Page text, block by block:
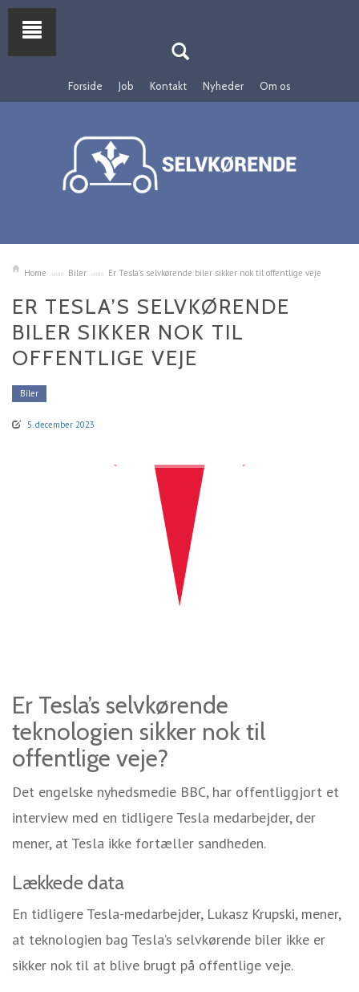
Forside Job Kontakt Nyheder Om os
Home Biler Er Tesla’s selvkørende biler sikker nok til offentlige veje
ER TESLA’S SELVKØRENDE
BILER SIKKER NOK TIL
OFFENTLIGE VEJE
Biler
5. december 2023
Er Tesla’s selvkørende
teknologien sikker nok til
offentlige veje?
Det engelske nyhedsmedie BBC, har offentliggjort et
interview med en tidligere Tesla medarbejder, der
mener, at Tesla ikke fortæller sandheden.
Lækkede data
En tidligere Tesla-medarbejder, Lukasz Krupski, mener,
at teknologien bag Tesla’s selvkørende biler ikke er
sikker nok til at blive brugt på offentlige veje.